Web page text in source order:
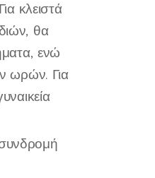
κλειστά
θα
ενώ
ωρών. Για